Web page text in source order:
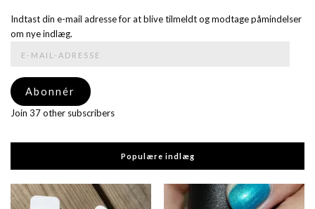
Indtast din e-mail adresse for at blive tilmeldt og modtage påmindelser
om nye indlæg.
adresse
Abonnér
Join 37 other subscribers
Populære indlæg